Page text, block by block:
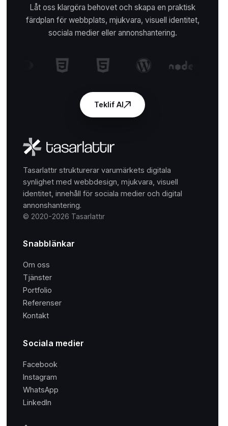
Låt oss klargöra behovet och skapa en praktisk
färdplan för webbplats, mjukvara, visuell identitet,
sociala medier eller annonshantering.
Teklif Al
Tasarlattır strukturerar varumärkets digitala
synlighet med webbdesign, mjukvara, visuell
identitet, innehåll för sociala medier och digital
annonshantering.
© 2020-2026 Tasarlattır
Snabblänkar
Om oss
Tjänster
Portfolio
Referenser
Kontakt
Sociala medier
Facebook
Instagram
WhatsApp
LinkedIn